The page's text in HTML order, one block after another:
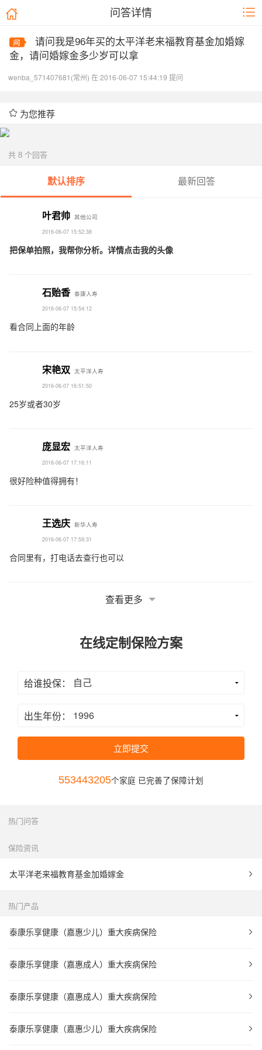
问答详情
请问我是96年买的太平洋老来福教育基金加婚嫁
金，请问婚嫁金多少岁可以拿
wenba_571407681(常州) 在 2016-06-07 15:44:19 提问
为您推荐
共 8 个回答
默认排序 最新回答
叶君帅 其他公司
2016-06-07 15:52:38
把保单拍照，我帮你分析。详情点击我的头像
石贻香 泰康人寿
2016-06-07 15:54:12
看合同上面的年龄
宋艳双 太平洋人寿
2016-06-07 16:51:50
25岁或者30岁
庞显宏 太平洋人寿
2016-06-07 17:16:11
很好险种值得拥有！
王选庆 新华人寿
2016-06-07 17:59:31
合同里有，打电话去查行也可以
查看更多
在线定制保险方案
给谁投保：
出生年份：
立即提交
553443205个家庭 已完善了保障计划
热门问答
保险资讯
太平洋老来福教育基金加婚嫁金
热门产品
泰康乐享健康（嘉惠少儿）重大疾病保险
泰康乐享健康（嘉惠成人）重大疾病保险
泰康乐享健康（嘉惠成人）重大疾病保险
泰康乐享健康（嘉惠少儿）重大疾病保险